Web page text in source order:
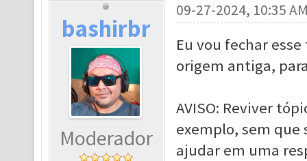
bashirbr
Moderador
09-27-2024, 10:35
Eu vou fechar
origem antiga,
AVISO: Reviver
exemplo, sem que
ajudar em uma